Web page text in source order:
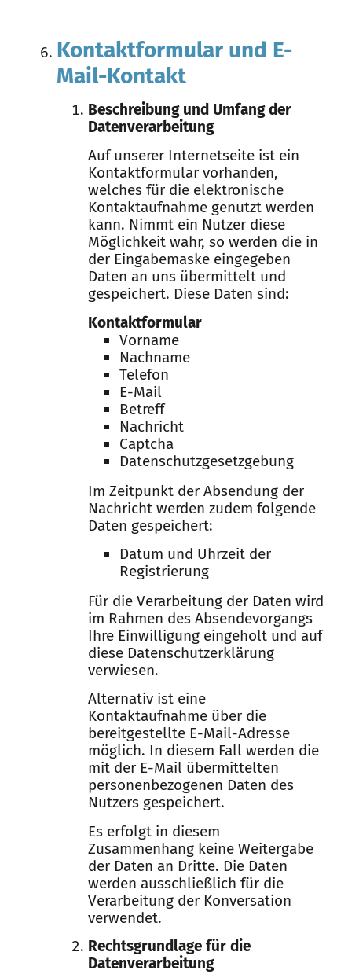
Kontaktformular und E-
Mail-Kontakt
Beschreibung und Umfang der
Datenverarbeitung
Auf unserer Internetseite ist ein
Kontaktformular vorhanden,
welches für die elektronische
Kontaktaufnahme genutzt werden
kann. Nimmt ein Nutzer diese
Möglichkeit wahr, so werden die in
der Eingabemaske eingegeben
Daten an uns übermittelt und
gespeichert. Diese Daten sind:
Kontaktformular
Vorname
Nachname
Telefon
E-Mail
Betreff
Nachricht
Captcha
Datenschutzgesetzgebung
Im Zeitpunkt der Absendung der
Nachricht werden zudem folgende
Daten gespeichert:
Datum und Uhrzeit der
Registrierung
Für die Verarbeitung der Daten wird
im Rahmen des Absendevorgangs
Ihre Einwilligung eingeholt und auf
diese Datenschutzerklärung
verwiesen.
Alternativ ist eine
Kontaktaufnahme über die
bereitgestellte E-Mail-Adresse
möglich. In diesem Fall werden die
mit der E-Mail übermittelten
personenbezogenen Daten des
Nutzers gespeichert.
Es erfolgt in diesem
Zusammenhang keine Weitergabe
der Daten an Dritte. Die Daten
werden ausschließlich für die
Verarbeitung der Konversation
verwendet.
Rechtsgrundlage für die
Datenverarbeitung